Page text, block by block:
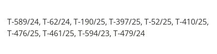
T-589/24, T-62/24, T-190/25, T-397/25, T-52/25, T-410/25,
T-476/25, T-461/25, T-594/23, T-479/24